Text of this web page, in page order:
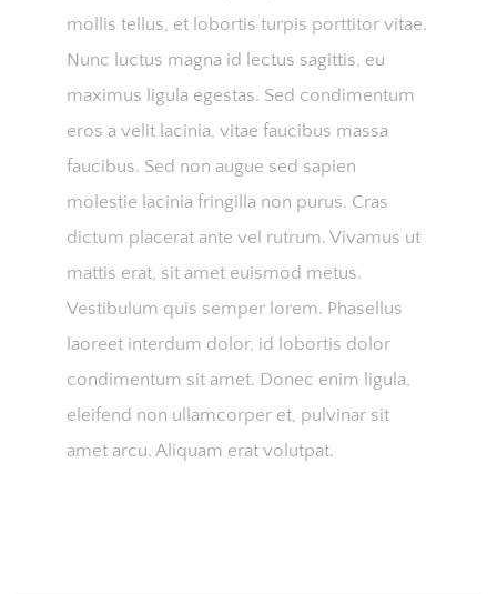
mollis tellus, et lobortis turpis porttitor vitae.
Nunc luctus magna id lectus sagittis, eu
maximus ligula egestas. Sed condimentum
eros a velit lacinia, vitae faucibus massa
faucibus. Sed non augue sed sapien
molestie lacinia fringilla non purus. Cras
dictum placerat ante vel rutrum. Vivamus ut
mattis erat, sit amet euismod metus.
Vestibulum quis semper lorem. Phasellus
laoreet interdum dolor, id lobortis dolor
condimentum sit amet. Donec enim ligula,
eleifend non ullamcorper et, pulvinar sit
amet arcu. Aliquam erat volutpat.